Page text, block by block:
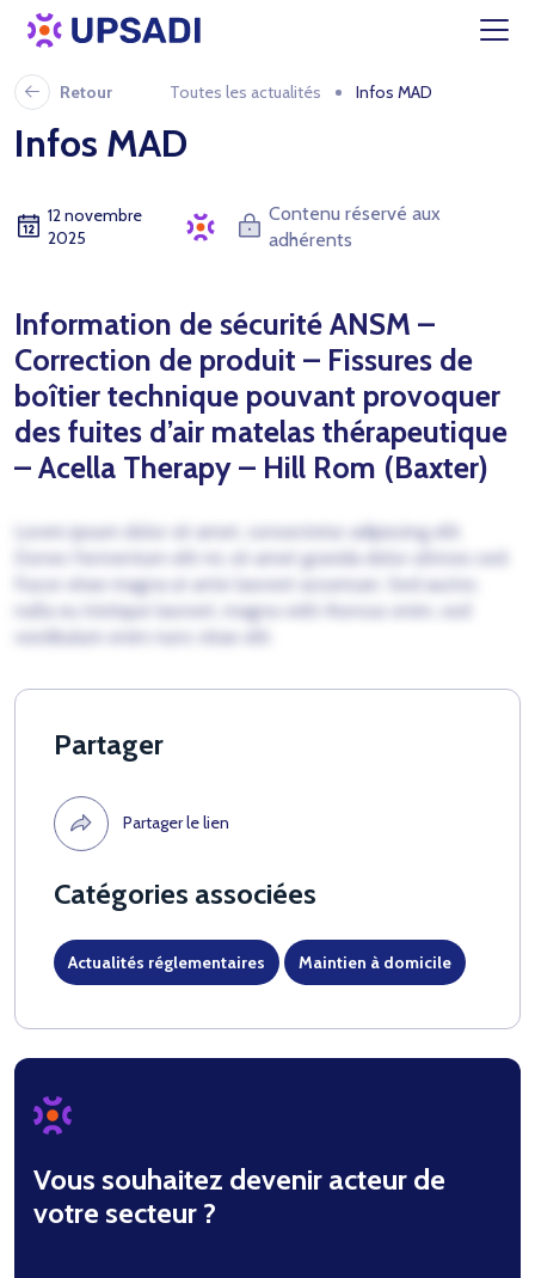
Retour Toutes les actualités Infos MAD
Infos MAD
12 novembre
2025
Contenu réservé aux
adhérents
Information de sécurité ANSM –
Correction de produit – Fissures de
boîtier technique pouvant provoquer
des fuites d’air matelas thérapeutique
– Acella Therapy – Hill Rom (Baxter)
Lorem ipsum dolor sit amet, consectetur adipiscing elit.
Donec fermentum elit mi, sit amet gravida dolor ultrices sed.
Fusce vitae magna ut ante laoreet accumsan. Sed auctor,
nulla eu tristique laoreet, magna velit rhoncus enim, sed
vestibulum enim nunc vitae elit.
Partager
Partager le lien
Catégories associées
Actualités réglementaires Maintien à domicile
Vous souhaitez devenir acteur de
votre secteur ?